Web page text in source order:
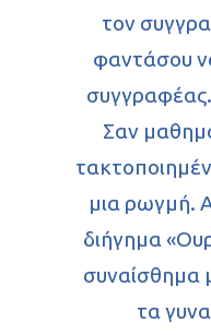
τον
φαντάσου
Σαν
μια ρωγμή.
διήγημα
συναίσθημα
τα